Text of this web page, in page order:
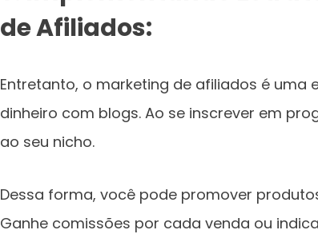
de Afiliados:
Entretanto, o marketing de afiliados é uma
dinheiro com blogs. Ao se inscrever em
ao seu nicho.
Dessa forma, você pode promover
Ganhe comissões por cada venda ou